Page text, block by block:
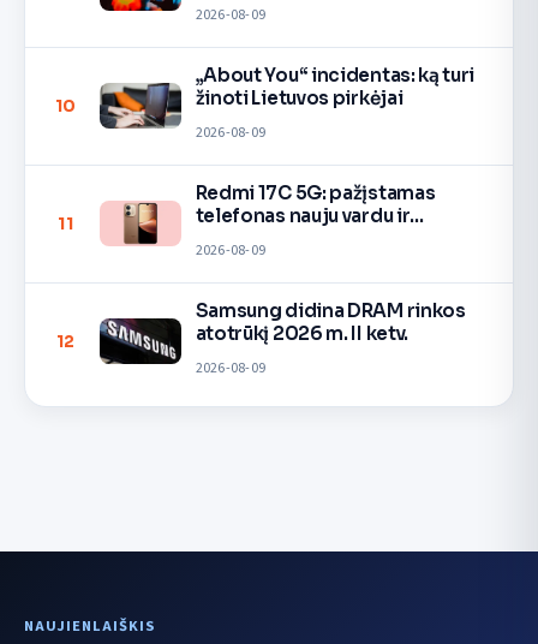
2026-08-09
10
„About You“ incidentas: ką turi
žinoti Lietuvos pirkėjai
2026-08-09
11
Redmi 17C 5G: pažįstamas
telefonas nauju vardu ir
2026-08-09
12
Samsung didina DRAM rinkos
atotrūkį 2026 m. II ketv.
2026-08-09
NAUJIENLAIŠKIS